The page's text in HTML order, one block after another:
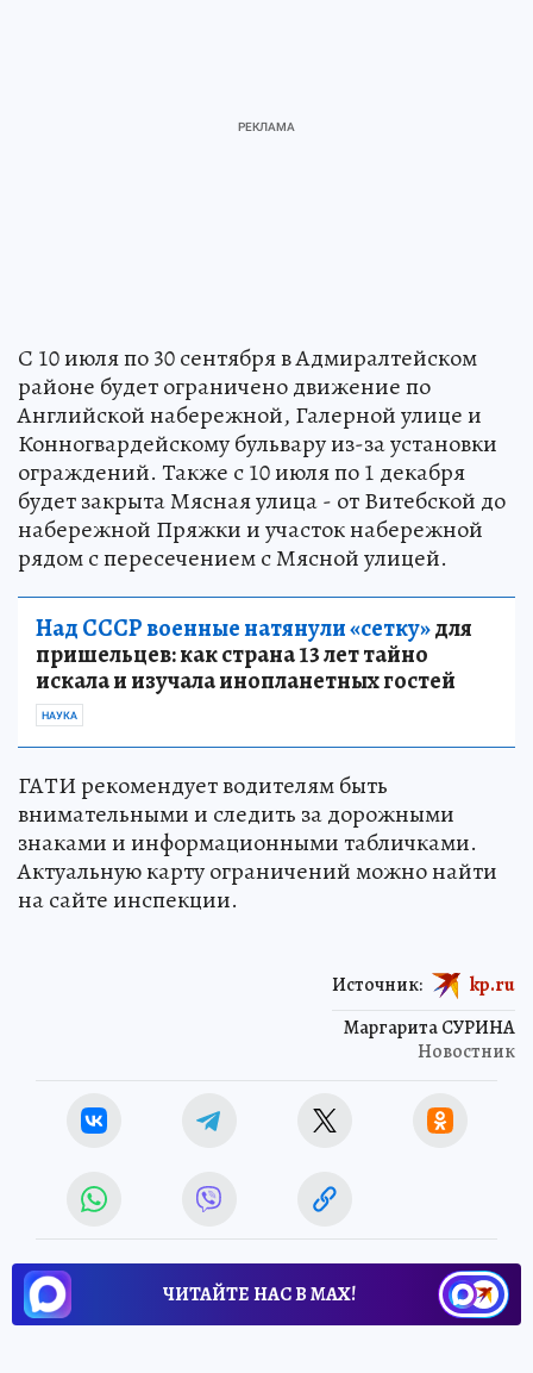
С 10 июля по 30 сентября в Адмиралтейском
районе будет ограничено движение по
Английской набережной, Галерной улице и
Конногвардейскому бульвару из-за установки
ограждений. Также с 10 июля по 1 декабря
будет закрыта Мясная улица - от Витебской до
набережной Пряжки и участок набережной
рядом с пересечением с Мясной улицей.
Над СССР военные натянули «сетку»для
пришельцев: как страна 13 лет тайно
искала и изучала инопланетных гостей
НАУКА
ГАТИ рекомендует водителям быть
внимательными и следить за дорожными
знаками и информационными табличками.
Актуальную карту ограничений можно найти
на сайте инспекции.
Маргарита СУРИНА
Новостник
Источник: kp.ru
ЧИТАЙТЕ НАС В МАХ!